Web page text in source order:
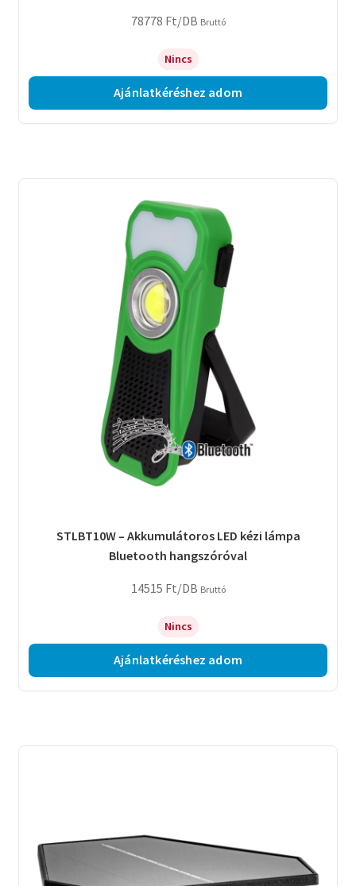
78778 Ft/DB Bruttó
Nincs
Ajánlatkéréshez adom
STLBT10W – Akkumulátoros LED kézi lámpa
Bluetooth hangszóróval
14515 Ft/DB Bruttó
Nincs
Ajánlatkéréshez adom